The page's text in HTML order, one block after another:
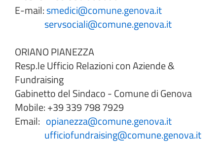
E-mail:smedici@comune.genova.it
servsociali@comune.genova.it
ORIANO PIANEZZA
Resp.le Ufficio Relazioni con Aziende &
Fundraising
Gabinetto del Sindaco - Comune di Genova
Mobile: +39 339 798 7929
Email: opianezza@comune.genova.it
ufficiofundraising@comune.genova.it